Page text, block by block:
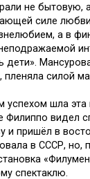
не бытовую,
силе
а в
дети».
силой
успехом шла эта
видел
и пришёл в
в СССР, но,
спектаклю.